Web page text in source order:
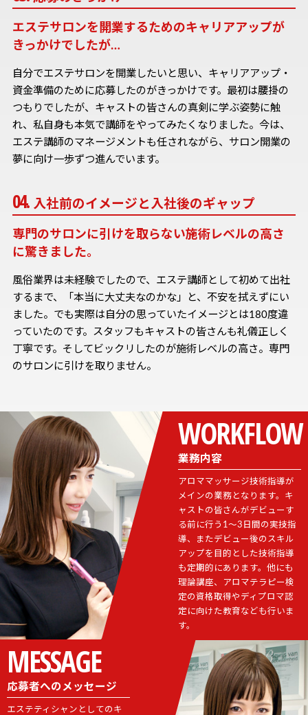
エステサロンを開業するためのキャリアアップが
きっかけでしたが…
自分でエステサロンを開業したいと思い、キャリアアップ・
資金準備のために応募したのがきっかけです。最初は腰掛の
つもりでしたが、キャストの皆さんの真剣に学ぶ姿勢に触
れ、私自身も本気で講師をやってみたくなりました。今は、
エステ講師のマネージメントも任されながら、サロン開業の
夢に向け一歩ずつ進んでいます。
入社前のイメージと入社後のギャップ
専門のサロンに引けを取らない施術レベルの高さ
に驚きました。
風俗業界は未経験でしたので、エステ講師として初めて出社
するまで、「本当に大丈夫なのかな」と、不安を拭えずにい
ました。でも実際は自分の思っていたイメージとは180度違
っていたのです。スタッフもキャストの皆さんも礼儀正しく
丁寧です。そしてビックリしたのが施術レベルの高さ。専門
のサロンに引けを取りません。
業務内容
アロママッサージ技術指導が
メインの業務となります。キ
ャストの皆さんがデビューす
る前に行う1～3日間の実技指
導、またデビュー後のスキル
アップを目的とした技術指導
も定期的にあります。他にも
理論講座、アロマテラピー検
定の資格取得やディプロマ認
定に向けた教育なども行いま
す。
応募者へのメッセージ
エステティシャンとしてのキ